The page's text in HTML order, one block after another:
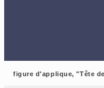
figure d'applique, "Tête